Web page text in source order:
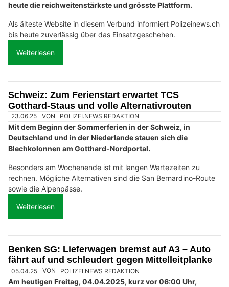
heute die reichweitenstärkste und grösste Plattform.
Als älteste Website in diesem Verbund informiert Polizeinews.ch
bis heute zuverlässig über das Einsatzgeschehen.
Weiterlesen
Schweiz: Zum Ferienstart erwartet TCS
Gotthard-Staus und volle Alternativrouten
23.06.25 VON POLIZEI.NEWS REDAKTION
Mit dem Beginn der Sommerferien in der Schweiz, in
Deutschland und in der Niederlande stauen sich die
Blechkolonnen am Gotthard-Nordportal.
Besonders am Wochenende ist mit langen Wartezeiten zu
rechnen. Mögliche Alternativen sind die San Bernardino-Route
sowie die Alpenpässe.
Weiterlesen
Benken SG: Lieferwagen bremst auf A3 – Auto
fährt auf und schleudert gegen Mittelleitplanke
05.04.25 VON POLIZEI.NEWS REDAKTION
Am heutigen Freitag, 04.04.2025, kurz vor 06:00 Uhr,